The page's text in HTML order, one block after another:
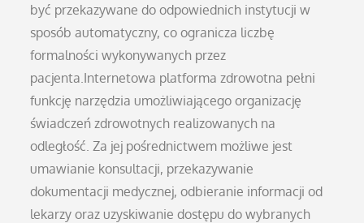
być przekazywane do odpowiednich instytucji w
sposób automatyczny, co ogranicza liczbę
formalności wykonywanych przez
pacjenta.Internetowa platforma zdrowotna pełni
funkcję narzędzia umożliwiającego organizację
świadczeń zdrowotnych realizowanych na
odległość. Za jej pośrednictwem możliwe jest
umawianie konsultacji, przekazywanie
dokumentacji medycznej, odbieranie informacji od
lekarzy oraz uzyskiwanie dostępu do wybranych